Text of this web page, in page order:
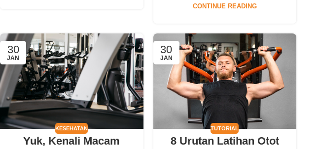
CONTINUE READING
30
JAN
KESEHATAN
Yuk, Kenali Macam
30
JAN
TUTORIAL
8 Urutan Latihan Otot